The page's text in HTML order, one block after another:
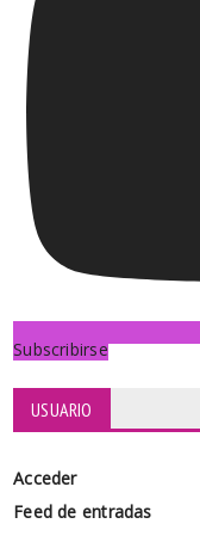
Subscribirse
USUARIO
Acceder
Feed de entradas